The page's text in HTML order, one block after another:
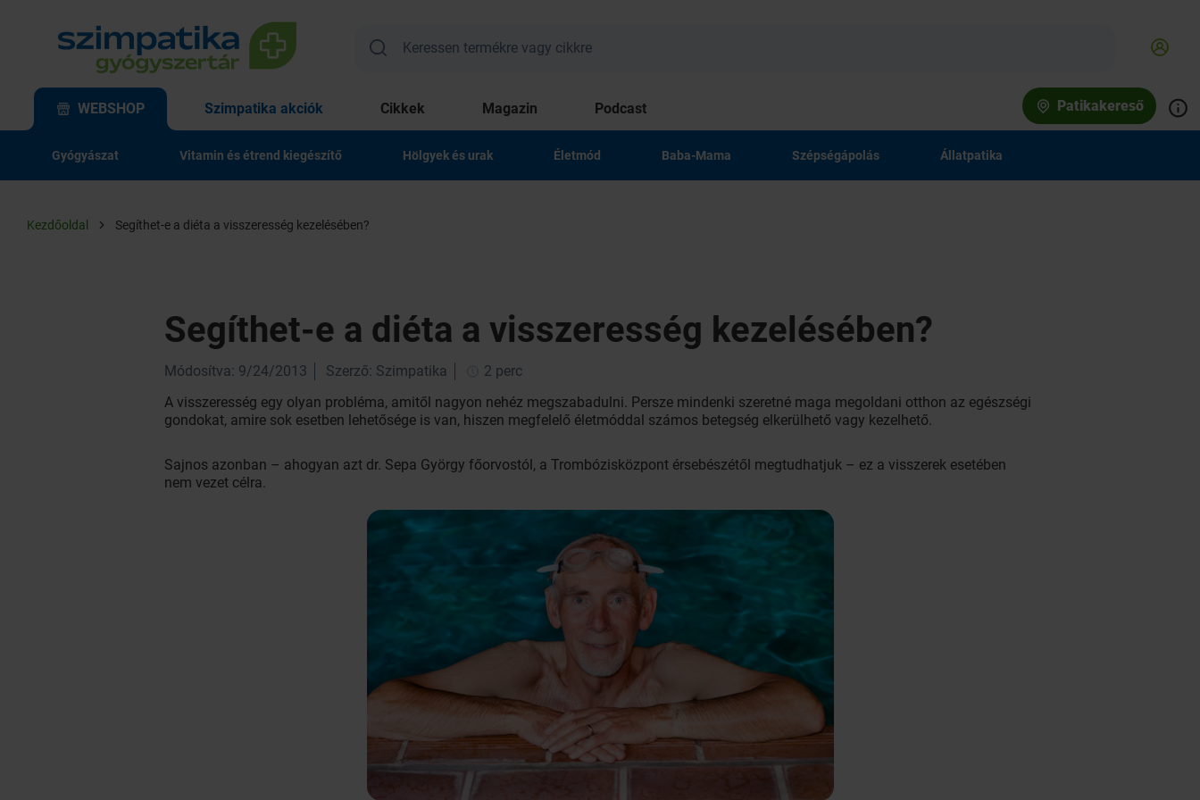
WEBSHOP Szimpatika akciók Cikkek Magazin Podcast Patikakereső
Gyógyászat Vitamin és étrend kiegészítő Hölgyek és urak Életmód Baba-Mama Szépségápolás Állatpatika
Kezdőoldal Segíthet-e a diéta a visszeresség kezelésében?
Segíthet-e a diéta a visszeresség kezelésében?
Módosítva: 9/24/2013 Szerző: Szimpatika
2 perc
A visszeresség egy olyan probléma, amitől nagyon nehéz megszabadulni. Persze mindenki szeretné maga megoldani otthon az egészségi
gondokat, amire sok esetben lehetősége is van, hiszen megfelelő életmóddal számos betegség elkerülhető vagy kezelhető.
Sajnos azonban – ahogyan azt dr. Sepa György főorvostól, a Trombózisközpont érsebészétől megtudhatjuk – ez a visszerek esetében
nem vezet célra.